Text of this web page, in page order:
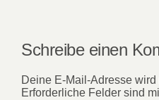
Schreibe einen
Deine E-Mail-Adresse
Erforderliche Felder sind